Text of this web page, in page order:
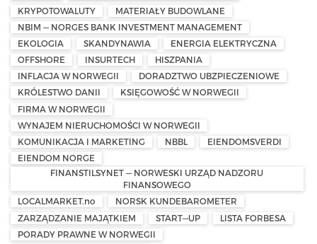
KRYPOTOWALUTY
MATERIAŁY BUDOWLANE
NBIM — NORGES BANK INVESTMENT MANAGEMENT
EKOLOGIA
SKANDYNAWIA
ENERGIA ELEKTRYCZNA
OFFSHORE
INSURTECH
HISZPANIA
INFLACJA W NORWEGII
DORADZTWO UBZPIECZENIOWE
KRÓLESTWO DANII
KSIĘGOWOŚĆ W NORWEGII
FIRMA W NORWEGII
WYNAJEM NIERUCHOMOŚCI W NORWEGII
KOMUNIKACJA I MARKETING
NBBL
EIENDOMSVERDI
EIENDOM NORGE
FINANSTILSYNET — NORWESKI URZĄD NADZORU
FINANSOWEGO
LOCALMARKET.no
NORSK KUNDEBAROMETER
ZARZĄDZANIE MAJĄTKIEM
START—UP
LISTA FORBESA
PORADY PRAWNE W NORWEGII